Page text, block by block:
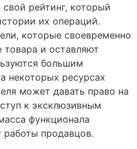
рейтинг, который
их операций.
которые своевременно
и оставляют
большим
некоторых ресурсах
может давать право на
к эксклюзивным
функционала
работы продавцов.